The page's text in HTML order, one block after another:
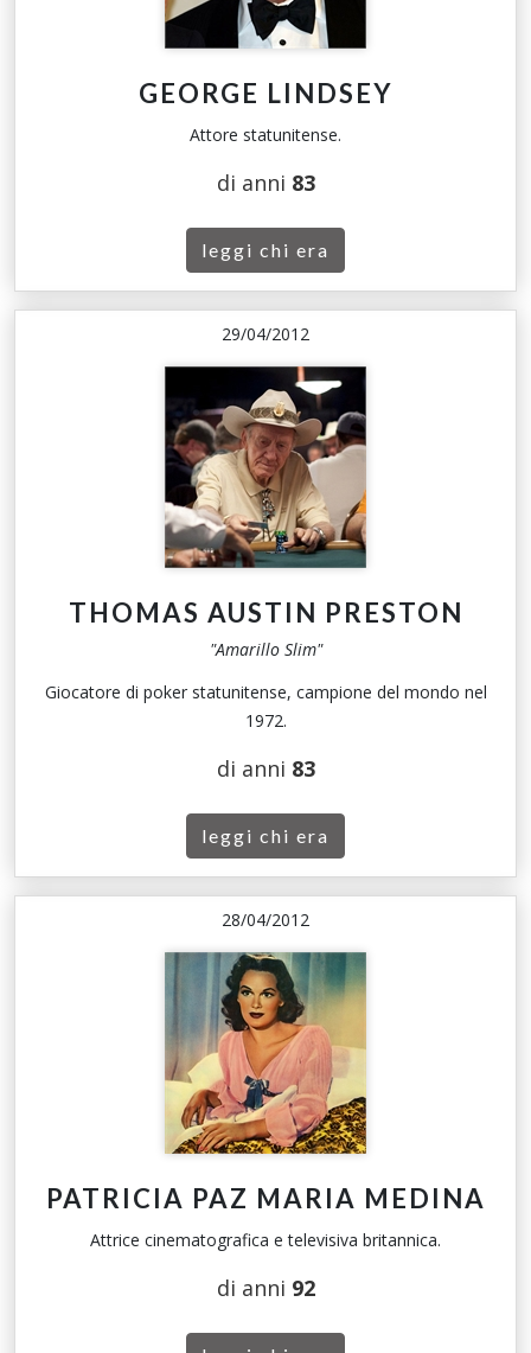
GEORGE LINDSEY
Attore statunitense.
di anni 83
leggi chi era
29/04/2012
THOMAS AUSTIN PRESTON
"Amarillo Slim"
Giocatore di poker statunitense, campione del mondo nel
1972.
di anni 83
leggi chi era
28/04/2012
PATRICIA PAZ MARIA MEDINA
Attrice cinematografica e televisiva britannica.
di anni 92